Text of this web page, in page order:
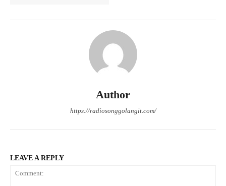
Author
https://radiosonggolangit.com/
LEAVE A REPLY